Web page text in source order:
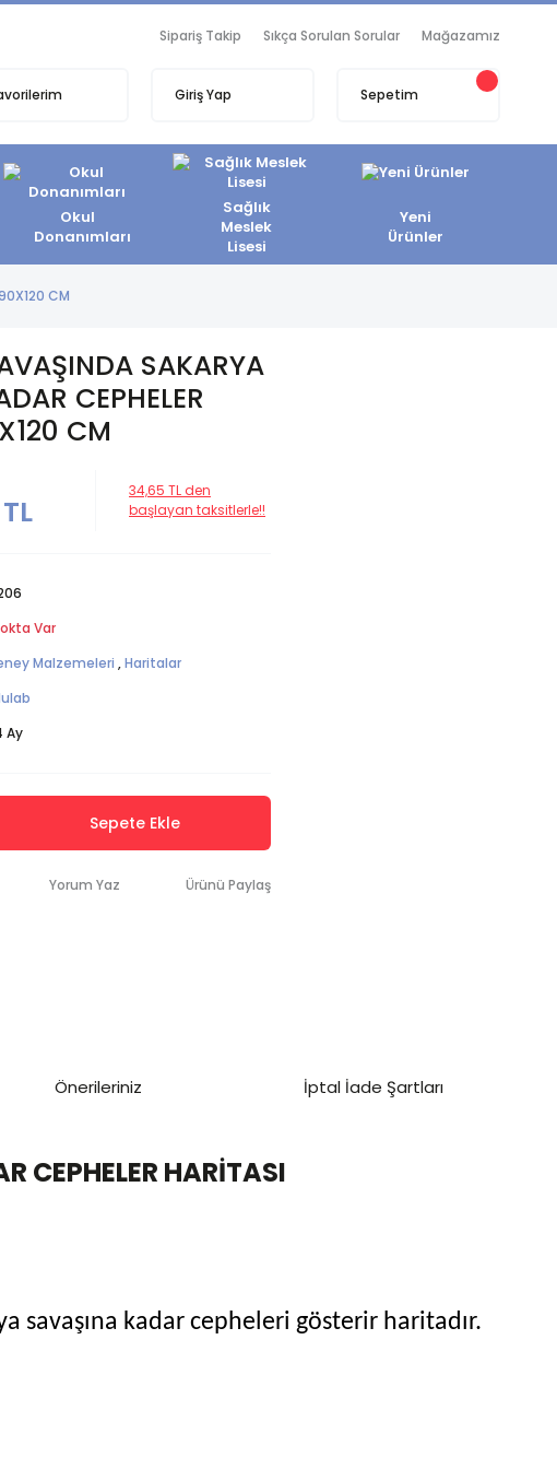
Sipariş Takip Sıkça Sorulan Sorular Mağazamız
Giriş Yap Sepetim
Okul
Donanımları
Sağlık
Meslek
Lisesi
Yeni
Ürünler
CM
SAKARYA
CEPHELER
CM
34,65 TL den
başlayan taksitlerle!!
Var
Malzemeleri ,Haritalar
Ay
Sepete Ekle
Yorum Yaz Ürünü Paylaş
Önerileriniz İptal İade Şartları
CEPHELER HARİTASI
savaşına kadar cepheleri gösterir haritadır.